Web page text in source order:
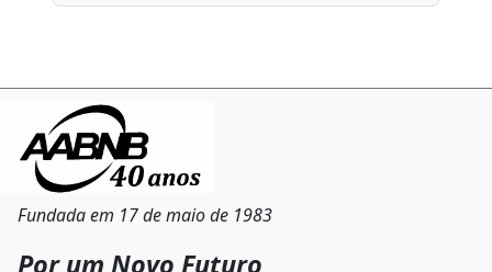
Fundada em 17 de maio de 1983
Por um Novo Futuro